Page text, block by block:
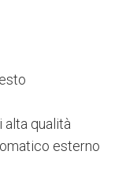
alta qualità
esterno